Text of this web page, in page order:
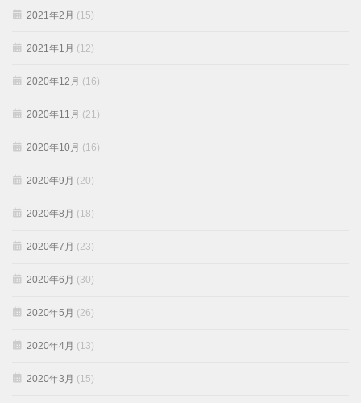
2021年2月 (15)
2021年1月 (12)
2020年12月 (16)
2020年11月 (21)
2020年10月 (16)
2020年9月 (20)
2020年8月 (18)
2020年7月 (23)
2020年6月 (30)
2020年5月 (26)
2020年4月 (13)
2020年3月 (15)